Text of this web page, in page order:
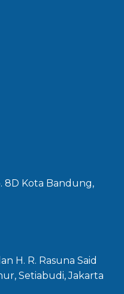
8D Kota Bandung,
H. R. Rasuna Said
Setiabudi, Jakarta